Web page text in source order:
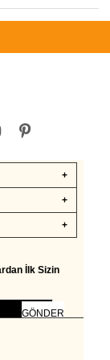
İlk Sizin
GÖNDER